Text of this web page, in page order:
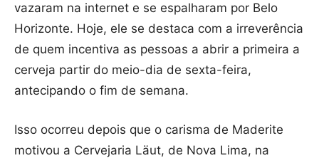
vazaram na internet e se espalharam por Belo
Horizonte. Hoje, ele se destaca com a irreverência
de quem incentiva as pessoas a abrir a primeira a
cerveja partir do meio-dia de sexta-feira,
antecipando o fim de semana.
Isso ocorreu depois que o carisma de Maderite
motivou a Cervejaria Läut, de Nova Lima, na